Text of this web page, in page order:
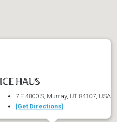
ICE HAUS
7 E 4800 S, Murray, UT 84107, USA
[Get Directions]